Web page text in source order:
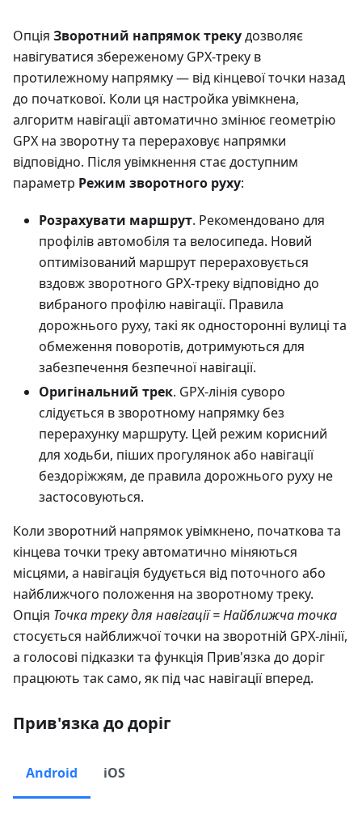
Опція Зворотний напрямок трекудозволяє
навігуватися збереженому GPX-треку в
протилежному напрямку — від кінцевої точки назад
до початкової. Коли ця настройка увімкнена,
алгоритм навігації автоматично змінює геометрію
GPX на зворотну та перераховує напрямки
відповідно. Після увімкнення стає доступним
параметр Режим зворотного руху:
Розрахувати маршрут. Рекомендовано для
профілів автомобіля та велосипеда. Новий
оптимізований маршрут перераховується
вздовж зворотного GPX-треку відповідно до
вибраного профілю навігації. Правила
дорожнього руху, такі як односторонні вулиці та
обмеження поворотів, дотримуються для
забезпечення безпечної навігації.
Оригінальний трек. GPX-лінія суворо
слідується в зворотному напрямку без
перерахунку маршруту. Цей режим корисний
для ходьби, піших прогулянок або навігації
бездоріжжям, де правила дорожнього руху не
застосовуються.
Коли зворотний напрямок увімкнено, початкова та
кінцева точки треку автоматично міняються
місцями, а навігація будується від поточного або
найближчого положення на зворотному треку.
Опція Точка треку для навігації = Найближча точка
стосується найближчої точки на зворотній GPX-лінії,
а голосові підказки та функція Прив'язка до доріг
працюють так само, як під час навігації вперед.
Прив'язка до доріг
Android iOS